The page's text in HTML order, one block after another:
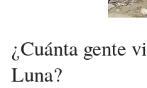
¿Cuánta gente
Luna?